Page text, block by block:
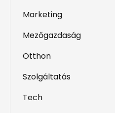
Marketing
Mezőgazdaság
Otthon
Szolgáltatás
Tech